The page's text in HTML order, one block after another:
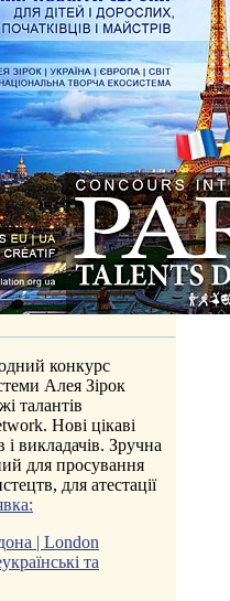
конкурс
Алея Зірок
талантів
Нові цікаві
і викладачів. Зручна
для просування
для атестації